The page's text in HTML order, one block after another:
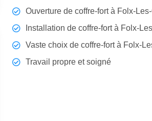
Ouverture de coffre-fort à Folx-
Installation de coffre-fort à Folx-
Vaste choix de coffre-fort à Folx-
Travail propre et soigné